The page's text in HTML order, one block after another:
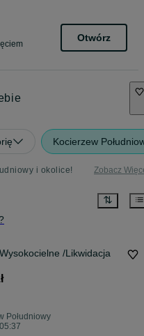
Otwórz
Kocierzew
i okolice! Zobacz
/Likwidacja
Południowy